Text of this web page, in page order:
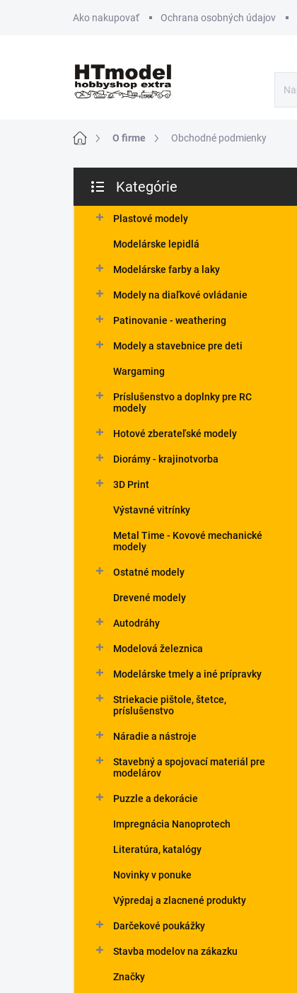
Ako nakupovať Ochrana osobných údajov
DomovO firme Obchodné podmienky
č
kategórie
Kategórie
Plastové modely
Modelárske lepidlá
Modelárske farby a laky
Modely na diaľkové ovládanie
Patinovanie - weathering
Modely a stavebnice pre deti
Wargaming
Príslušenstvo a doplnky pre RC
modely
Hotové zberateľské modely
Diorámy - krajinotvorba
3D Print
Výstavné vitrínky
Metal Time - Kovové mechanické
modely
Ostatné modely
Drevené modely
Autodráhy
Modelová železnica
Modelárske tmely a iné prípravky
Striekacie pištole, štetce,
príslušenstvo
Náradie a nástroje
Stavebný a spojovací materiál pre
modelárov
Puzzle a dekorácie
Impregnácia Nanoprotech
Literatúra, katalógy
Novinky v ponuke
Výpredaj a zlacnené produkty
Darčekové poukážky
Stavba modelov na zákazku
Značky